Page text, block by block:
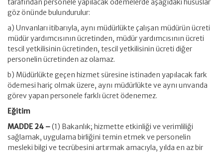
tarafından personele yapılacak ödemelerde aşağıdaki hususlar
göz önünde bulundurulur:
a) Unvanları itibarıyla, aynı müdürlükte çalışan müdürün ücreti
müdür yardımcısının ücretinden, müdür yardımcısının ücreti
tescil yetkilisinin ücretinden, tescil yetkilisinin ücreti diğer
personelin ücretinden az olamaz.
b) Müdürlükte geçen hizmet süresine istinaden yapılacak fark
ödemesi hariç olmak üzere, aynı müdürlükte ve aynı unvanda
görev yapan personele farklı ücret ödenemez.
Eğitim
MADDE 24 –(1) Bakanlık; hizmette etkinliği ve verimliliği
sağlamak, uygulama birliğini temin etmek ve personelin
mesleki bilgi ve tecrübesini artırmak amacıyla, yılda en az bir